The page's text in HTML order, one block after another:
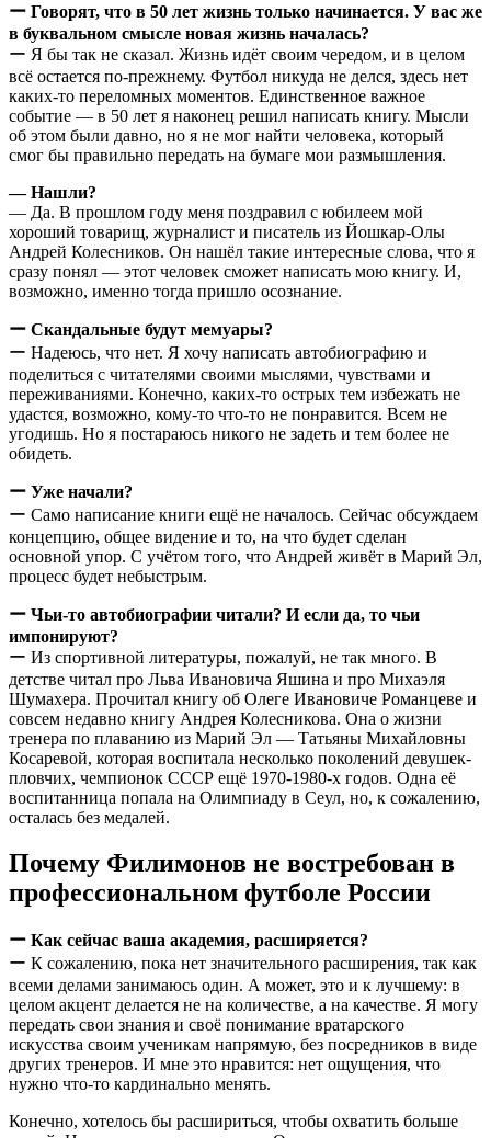
ー Говорят, что в 50 лет жизнь только начинается. У вас же
в буквальном смысле новая жизнь началась?
ー Я бы так не сказал. Жизнь идёт своим чередом, и в целом
всё остается по-прежнему. Футбол никуда не делся, здесь нет
каких-то переломных моментов. Единственное важное
событие — в 50 лет я наконец решил написать книгу. Мысли
об этом были давно, но я не мог найти человека, который
смог бы правильно передать на бумаге мои размышления.
— Нашли?
— Да. В прошлом году меня поздравил с юбилеем мой
хороший товарищ, журналист и писатель из Йошкар-Олы
Андрей Колесников. Он нашёл такие интересные слова, что я
сразу понял — этот человек сможет написать мою книгу. И,
возможно, именно тогда пришло осознание.
ー Скандальные будут мемуары?
ー Надеюсь, что нет. Я хочу написать автобиографию и
поделиться с читателями своими мыслями, чувствами и
переживаниями. Конечно, каких-то острых тем избежать не
удастся, возможно, кому-то что-то не понравится. Всем не
угодишь. Но я постараюсь никого не задеть и тем более не
обидеть.
ー Уже начали?
ー Само написание книги ещё не началось. Сейчас обсуждаем
концепцию, общее видение и то, на что будет сделан
основной упор. С учётом того, что Андрей живёт в Марий Эл,
процесс будет небыстрым.
ー Чьи-то автобиографии читали? И если да, то чьи
импонируют?
ー Из спортивной литературы, пожалуй, не так много. В
детстве читал про Льва Ивановича Яшина и про Михаэля
Шумахера. Прочитал книгу об Олеге Ивановиче Романцеве и
совсем недавно книгу Андрея Колесникова. Она о жизни
тренера по плаванию из Марий Эл — Татьяны Михайловны
Косаревой, которая воспитала несколько поколений девушек-
пловчих, чемпионок СССР ещё 1970-1980-х годов. Одна её
воспитанница попала на Олимпиаду в Сеул, но, к сожалению,
осталась без медалей.
Почему Филимонов не востребован в
профессиональном футболе России
ー Как сейчас ваша академия, расширяется?
ー К сожалению, пока нет значительного расширения, так как
всеми делами занимаюсь один. А может, это и к лучшему: в
целом акцент делается не на количестве, а на качестве. Я могу
передать свои знания и своё понимание вратарского
искусства своим ученикам напрямую, без посредников в виде
других тренеров. И мне это нравится: нет ощущения, что
нужно что-то кардинально менять.
Конечно, хотелось бы расшириться, чтобы охватить больше